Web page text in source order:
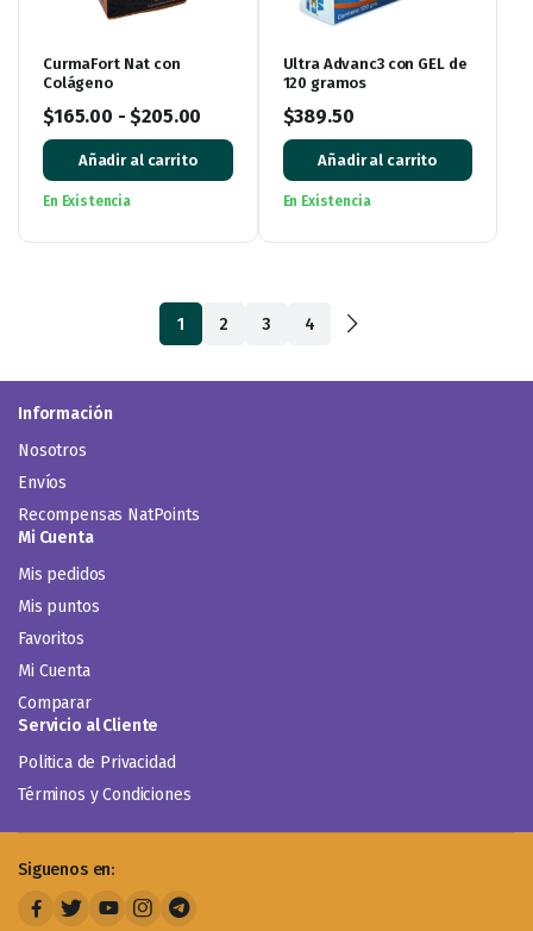
CurmaFort Nat con
Colágeno
$165.00 -$205.00
Añadir al carrito
En Existencia
Ultra Advanc3 con GEL de
120 gramos
$389.50
Añadir al carrito
En Existencia
1 2 3 4
Información
Nosotros
Envíos
Recompensas NatPoints
Mi Cuenta
Mis pedidos
Mis puntos
Favoritos
Mi Cuenta
Comparar
Servicio al Cliente
Politica de Privacidad
Términos y Condiciones
Siguenos en: